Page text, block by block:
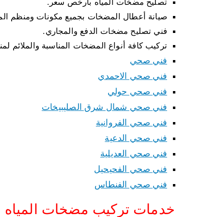
تصليح مضخات المياه بأرخص سعر.
صيانة أعطال المضخات بجميع مكونات ومنظم
فني تصليح مضخات الدفع والمجاري.
تركيب كافة أنواع المضخات المناسبة والملائم
فني صحي
فني صحي الاحمدي
فني صحي حولي
فني صحي شمال شرق الصليبيخات
فني صحي الفروانية
فني صحي الدعية
فني صحي العديلية
فني صحي الفحيحيل
فني صحي الفنطاس
خدمات تركيب مضخات المياه